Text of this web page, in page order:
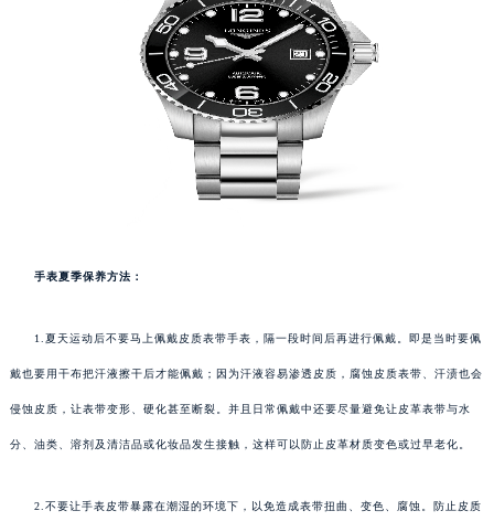
手表夏季保养方法：
1.夏天运动后不要马上佩戴皮质表带手表，隔一段时间后再进行佩戴。即是当时要佩
戴也要用干布把汗液擦干后才能佩戴；因为汗液容易渗透皮质，腐蚀皮质表带、汗渍也会
侵蚀皮质，让表带变形、硬化甚至断裂。并且日常佩戴中还要尽量避免让皮革表带与水
分、油类、溶剂及清洁品或化妆品发生接触，这样可以防止皮革材质变色或过早老化。
2.不要让手表皮带暴露在潮湿的环境下，以免造成表带扭曲、变色、腐蚀。防止皮质